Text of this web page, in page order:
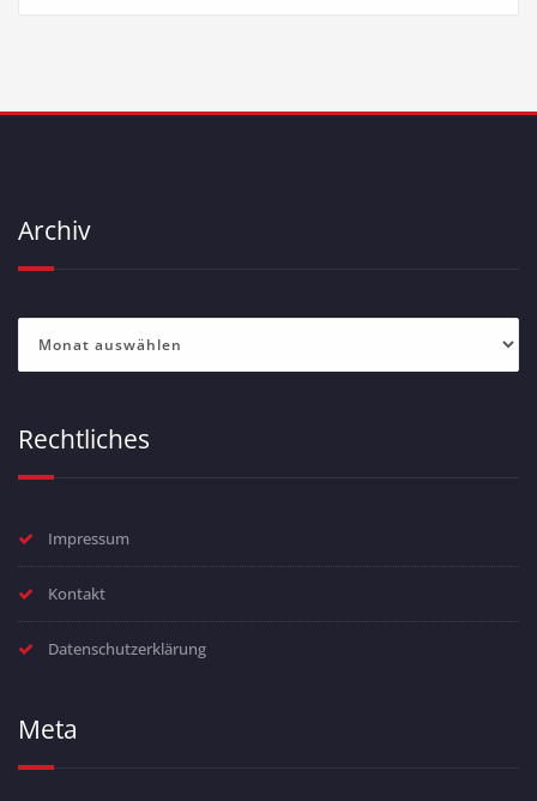
Archiv
Rechtliches
Impressum
Kontakt
Datenschutzerklärung
Meta